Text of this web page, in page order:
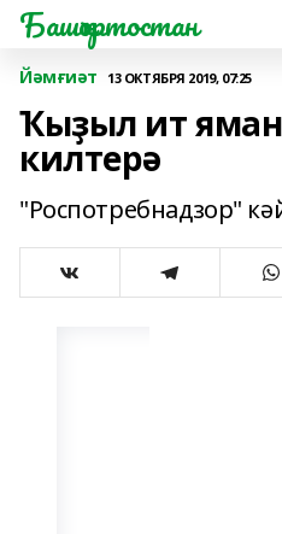
Башҡортостан
Йәмғиәт 13 ОКТЯБРЯ 2019, 07:25
Ҡыҙыл ит
килтерә
"Роспотребнадзор"